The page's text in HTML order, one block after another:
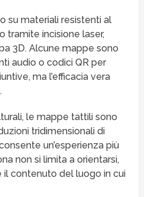
su materiali resistenti al
tramite incisione laser,
3D. Alcune mappe sono
audio o codici QR per
ma l’efficacia vera
le mappe tattili sono
tridimensionali di
un’esperienza più
non si limita a orientarsi,
il contenuto del luogo in cui